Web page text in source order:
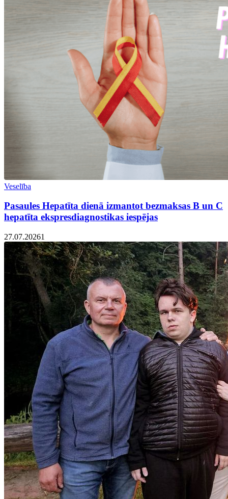
Veselība
Pasaules Hepatīta dienā izmantot bezmaksas B un C
hepatīta ekspresdiagnostikas iespējas
27.07.20261